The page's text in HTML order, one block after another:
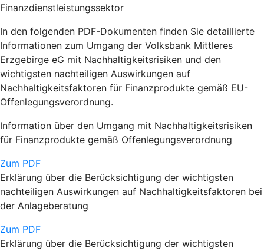
Finanzdienstleistungssektor
In den folgenden PDF-Dokumenten finden Sie detaillierte
Informationen zum Umgang der Volksbank Mittleres
Erzgebirge eG mit Nachhaltigkeitsrisiken und den
wichtigsten nachteiligen Auswirkungen auf
Nachhaltigkeitsfaktoren für Finanzprodukte gemäß EU-
Offenlegungsverordnung.
Information über den Umgang mit Nachhaltigkeitsrisiken
für Finanzprodukte gemäß Offenlegungsverordnung
Zum PDF
Erklärung über die Berücksichtigung der wichtigsten
nachteiligen Auswirkungen auf Nachhaltigkeitsfaktoren bei
der Anlageberatung
Zum PDF
Erklärung über die Berücksichtigung der wichtigsten